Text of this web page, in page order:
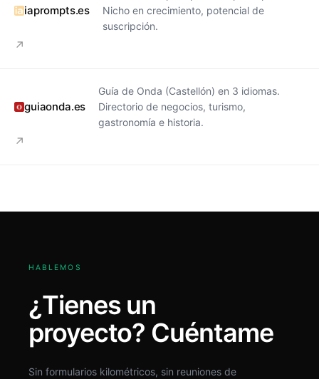
iaprompts.es
Nicho en crecimiento, potencial de
suscripción.
↗
guiaonda.es
Guía de Onda (Castellón) en 3 idiomas.
Directorio de negocios, turismo,
gastronomía e historia.
↗
HABLEMOS
¿Tienes un
proyecto? Cuéntame
Sin formularios kilométricos, sin reuniones de